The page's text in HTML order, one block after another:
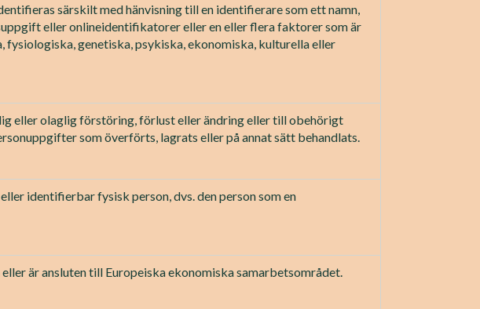
särskilt med hänvisning till en identifierare som ett namn,
eller onlineidentifikatorer eller en eller flera faktorer som är
fysiologiska, genetiska, psykiska, ekonomiska, kulturella eller
eller olaglig förstöring, förlust eller ändring eller till obehörigt
som överförts, lagrats eller på annat sätt behandlats.
identifierbar fysisk person, dvs. den person som en
är ansluten till Europeiska ekonomiska samarbetsområdet.